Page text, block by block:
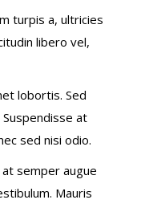
turpis a, ultricies
libero vel,
lobortis. Sed
at
sed nisi odio.
semper augue
Mauris